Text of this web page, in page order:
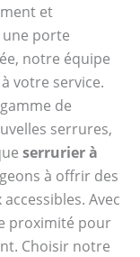
et
une porte
notre équipe
votre service.
de
serrures,
serrurier à
à offrir des
Avec
proximité pour
Choisir notre